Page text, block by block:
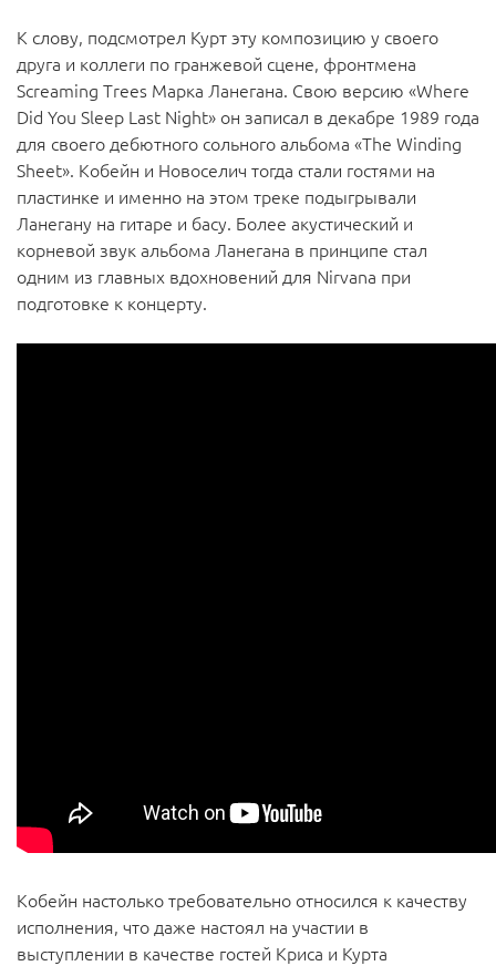
К слову, подсмотрел Курт эту композицию у своего
друга и коллеги по гранжевой сцене, фронтмена
Screaming Trees Марка Ланегана. Свою версию «Where
Did You Sleep Last Night» он записал в декабре 1989 года
для своего дебютного сольного альбома «The Winding
Sheet». Кобейн и Новоселич тогда стали гостями на
пластинке и именно на этом треке подыгрывали
Ланегану на гитаре и басу. Более акустический и
корневой звук альбома Ланегана в принципе стал
одним из главных вдохновений для Nirvana при
подготовке к концерту.
Кобейн настолько требовательно относился к качеству
исполнения, что даже настоял на участии в
выступлении в качестве гостей Криса и Курта